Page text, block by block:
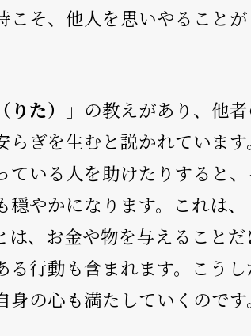
こそ、他人を思いやること
た）
」の教えがあり、他
らぎを生むと説かれていま
ている人を助けたりすると
穏やかになります。これは、
は、お金や物を与えること
る行動も含まれます。こう
身の心も満たしていくのです。